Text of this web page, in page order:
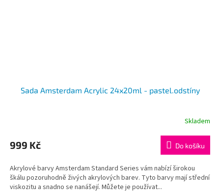
Sada Amsterdam Acrylic 24x20ml - pastel.odstíny
Skladem
999 Kč Do košíku
Akrylové barvy Amsterdam Standard Series vám nabízí širokou
škálu pozoruhodně živých akrylových barev. Tyto barvy mají střední
viskozitu a snadno se nanášejí. Můžete je používat...